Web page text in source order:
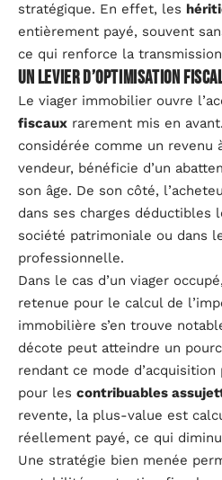
stratégique. En effet, les
entièrement payé, souvent
ce qui renforce la
Un levier d’optimisation
Le viager immobilier ouvre
fiscaux rarement mis en
considérée comme un revenu
vendeur, bénéficie d’un
son âge. De son côté,
dans ses charges déductibles
société patrimoniale ou dans
professionnelle.
Dans le cas d’un viager
retenue pour le calcul de
immobilière s’en trouve
décote peut atteindre un
rendant ce mode
pour les contribuables
revente, la plus-value est
réellement payé, ce qui
Une stratégie bien menée